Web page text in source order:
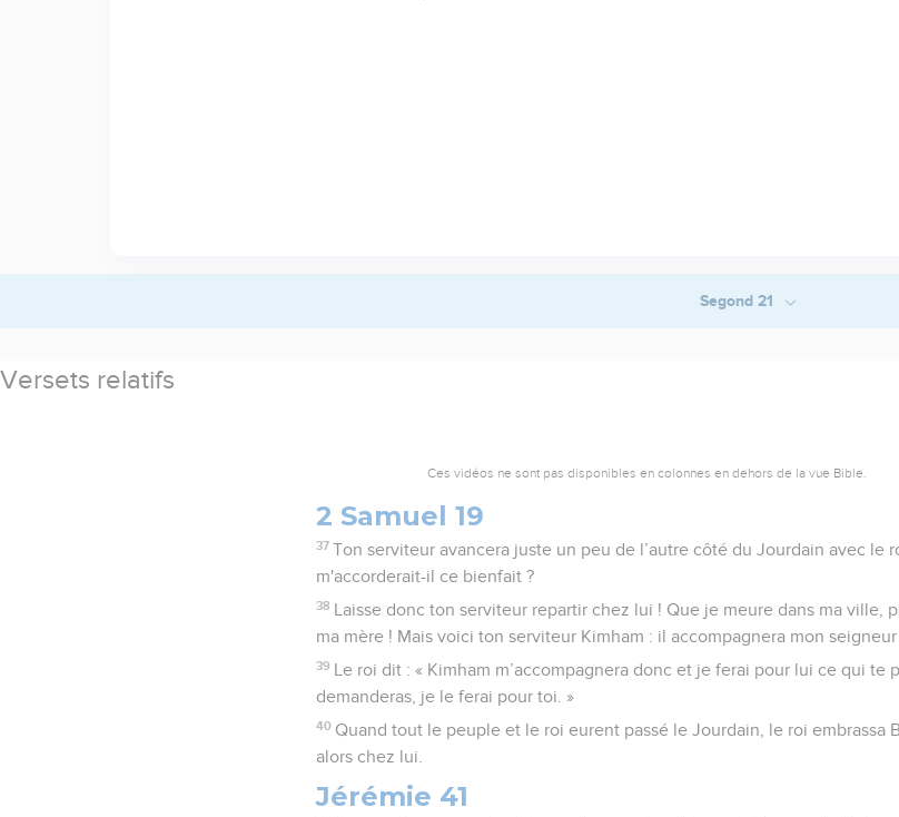
Segond 21
Versets relatifs
Ces vidéos ne sont pas disponibles en colonnes en dehors de la vue Bible.
2 Samuel 19
37 Ton serviteur avancera juste un peu de l’autre côté du Jourdain avec le
m'accorderait-il ce bienfait ?
38
Laisse donc ton serviteur repartir chez lui ! Que je meure dans ma ville,
ma mère ! Mais voici ton serviteur Kimham : il accompagnera mon
39
Le roi dit : « Kimham m’accompagnera donc et je ferai pour lui ce qui te
demanderas, je le ferai pour toi. »
40 Quand tout le peuple et le roi eurent passé le Jourdain, le roi embrassa
alors chez lui.
Jérémie 41